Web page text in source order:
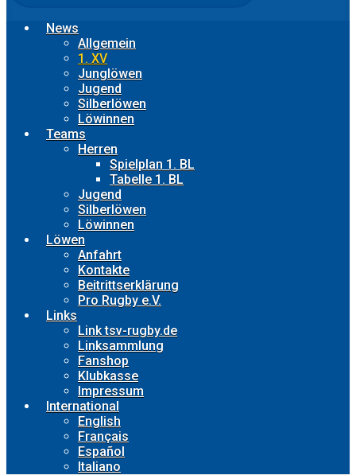
News
Allgemein
1. XV
Junglöwen
Jugend
Silberlöwen
Löwinnen
Teams
Herren
Spielplan 1. BL
Tabelle 1. BL
Jugend
Silberlöwen
Löwinnen
Löwen
Anfahrt
Kontakte
Beitrittserklärung
Pro Rugby e.V.
Links
Link tsv-rugby.de
Linksammlung
Fanshop
Klubkasse
Impressum
International
English
Français
Español
Italiano